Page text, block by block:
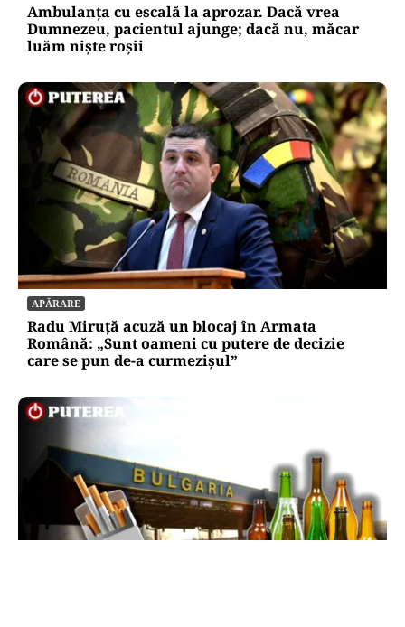
Ambulanța cu escală la aprozar. Dacă vrea
Dumnezeu, pacientul ajunge; dacă nu, măcar
luăm niște roșii
APĂRARE
Radu Miruță acuză un blocaj în Armata
Română: „Sunt oameni cu putere de decizie
care se pun de-a curmezișul”